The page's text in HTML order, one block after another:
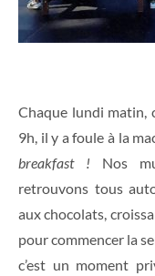
Chaque lundi matin,
9h, il y a foule à la
breakfast ! Nos
retrouvons tous
aux chocolats,
pour commencer la
c’est un moment